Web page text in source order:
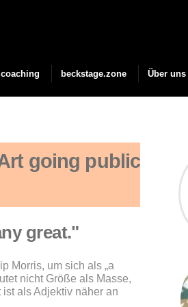
coaching beckstage.zone Über uns
going public
great."
Morris, um sich als „a
nicht Größe als Masse,
als Adjektiv näher an